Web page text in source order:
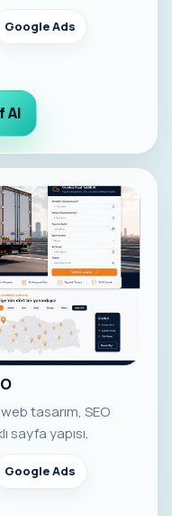
Google Ads
Al
tasarım, SEO
sayfa yapısı.
Google Ads